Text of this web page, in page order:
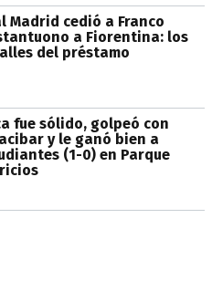
Madrid cedió a Franco
a Fiorentina: los
del préstamo
fue sólido, golpeó con
y le ganó bien a
(1-0) en Parque